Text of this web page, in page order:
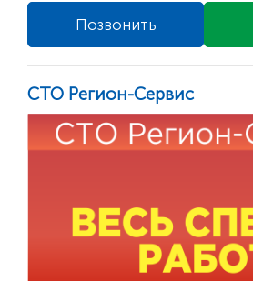
Позвонить
СТО Регион-Сервис